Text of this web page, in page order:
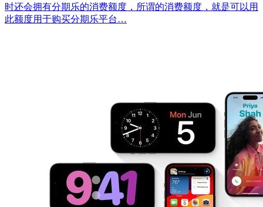
时还会拥有分期乐的消费额度，所谓的消费额度，就是可以用
此额度用于购买分期乐平台…